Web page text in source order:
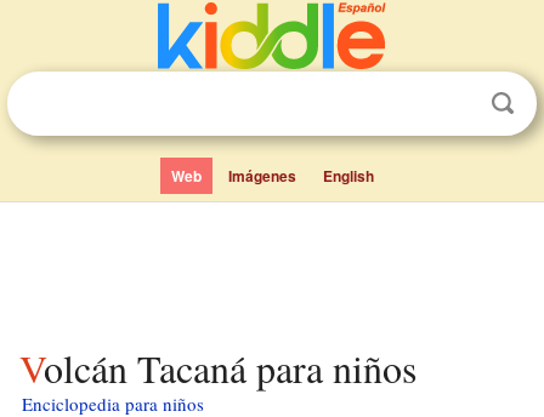
Web Imágenes English
Volcán Tacaná para niños
Enciclopedia para niños